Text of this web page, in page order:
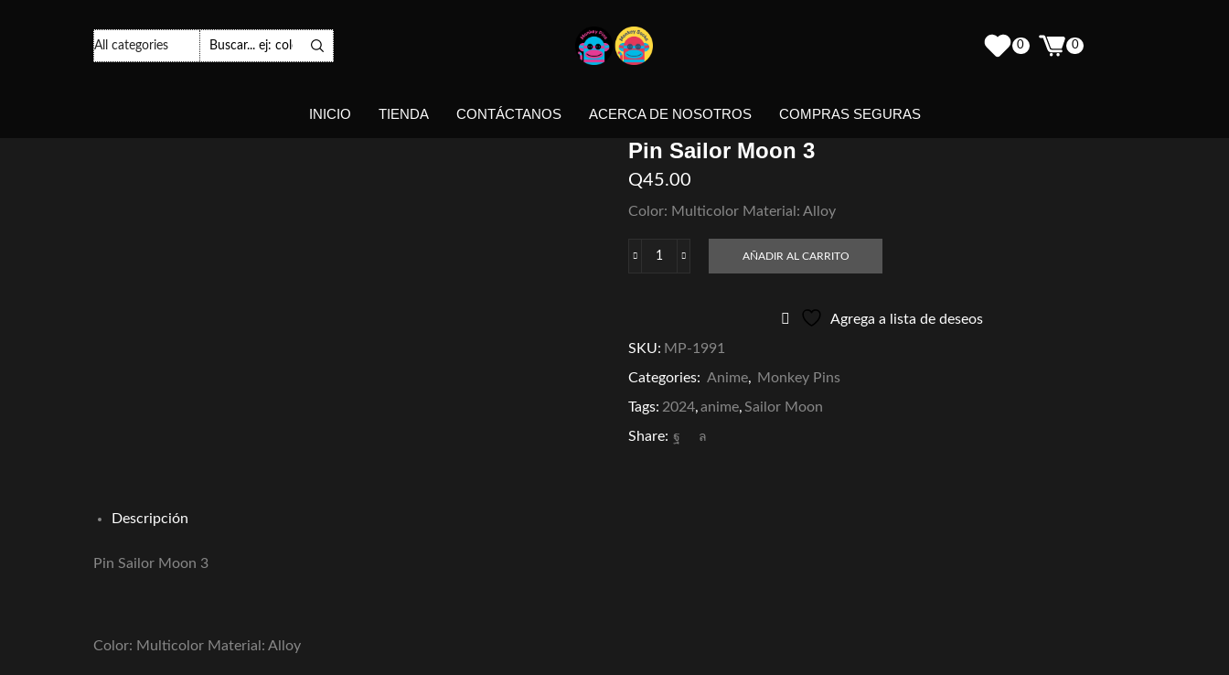
Search
0 0
INICIO TIENDA CONTÁCTANOS ACERCA DE NOSOTROS COMPRAS SEGURAS
Pin Sailor Moon 3
Q45.00
Color: Multicolor Material: Alloy
Pin
cantidad
AÑADIR AL CARRITO
Agrega a lista de deseos
SKU: MP-1991
Categories: Anime,
Monkey Pins
Tags: 2024,anime,Sailor Moon
Share:
Descripción
Pin Sailor Moon 3
Color: Multicolor Material: Alloy